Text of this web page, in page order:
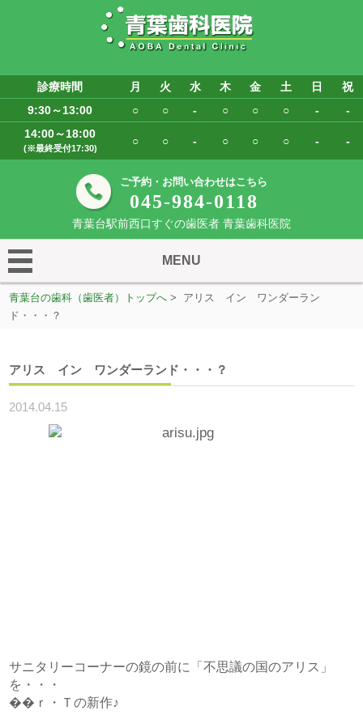
診療時間 月 火 水 木 金 土 日
祝
9:30～13:00
○ ○ - ○ ○ ○ -
-
14:00～18:00
(※最終受付17:30)
○ ○ - ○ ○ ○ - -
ご予約・お問い合わせはこちら
045-984-0118
青葉台駅前西口すぐの歯医者 青葉歯科医院
MENU
青葉台の歯科（歯医者）トップへ > アリス イン ワンダーラン
ド・・・？
アリス イン ワンダーランド・・・？
2014.04.15
サニタリーコーナーの鏡の前に「不思議の国のアリス」
を・・・
��ｒ・Ｔの新作♪